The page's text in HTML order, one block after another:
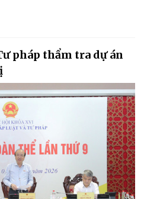
pháp thẩm tra dự án